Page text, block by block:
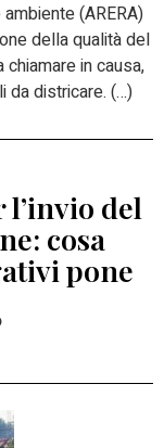
(ARERA)
della qualità del
in causa,
da districare. (…)
del
cosa
pone